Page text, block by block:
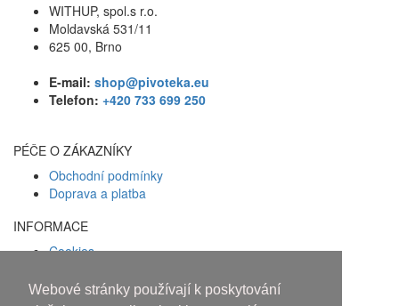
Webové stránky používají k poskytování
WITHUP, spol.s r.o.
Moldavská 531/11
625 00, Brno
E-mail: shop@pivoteka.eu
Telefon: +420 733 699 250
PÉČE O ZÁKAZNÍKY
Obchodní podmínky
Doprava a platba
INFORMACE
Cookies
Facebook